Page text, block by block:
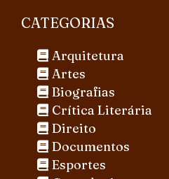
CATEGORIAS
Arquitetura
Artes
Biografias
Crítica Literária
Direito
Documentos
Esportes